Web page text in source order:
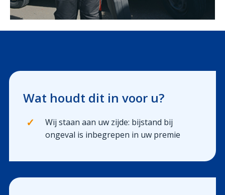
Uw werven
Polis Check
Wat houdt dit in voor u?
✓
Wij staan aan uw zijde: bijstand bij
ongeval is inbegrepen in uw premie